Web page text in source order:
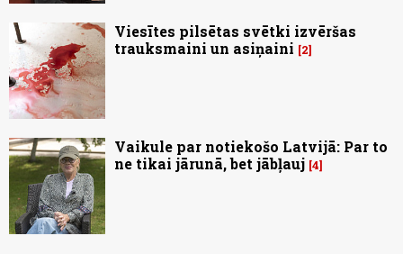
Viesītes pilsētas svētki izvēršas
trauksmaini un asiņaini
2
Vaikule par notiekošo Latvijā: Par to
ne tikai jārunā, bet jābļauj 4